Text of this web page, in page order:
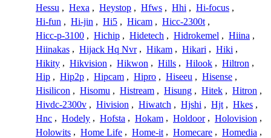
Hessu , Hexa , Heystop , Hfws , Hhi , Hi-focus ,
Hi-fun , Hi-jin , Hi5 , Hicam , Hicc-2300t ,
Hicc-p-3100 , Hichip , Hidetech , Hidrokemel , Hiina ,
Hiinakas , Hijack Hq Nvr , Hikam , Hikari , Hiki ,
Hikity , Hikvision , Hikwon , Hills , Hilook , Hiltron ,
Hip , Hip2p , Hipcam , Hipro , Hiseeu , Hisense ,
Hisilicon , Hisomu , Histream , Hisung , Hitek , Hitron ,
Hivdc-2300v , Hivision , Hiwatch , Hjshi , Hjt , Hkes ,
Hnc , Hodely , Hofsta , Hokam , Holdoor , Holovision ,
Holowits , Home Life , Home-it , Homecare , Homedia ,